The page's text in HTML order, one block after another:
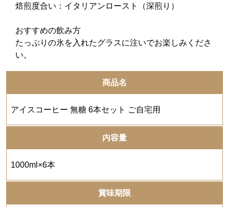
焙煎度合い：イタリアンロースト（深煎り）
おすすめの飲み方
たっぷりの氷を入れたグラスに注いでお楽しみくださ
い。
商品名
アイスコーヒー 無糖 6本セット ご自宅用
内容量
1000ml×6本
賞味期限